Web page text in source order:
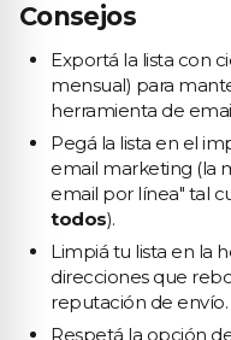
Consejos
Exportá la lista con
mensual) para
herramienta de
Pegá la lista en el
email marketing (la
email por línea" tal
todos).
Limpiá tu lista en la
direcciones que
reputación de envío.
Respetá la opción